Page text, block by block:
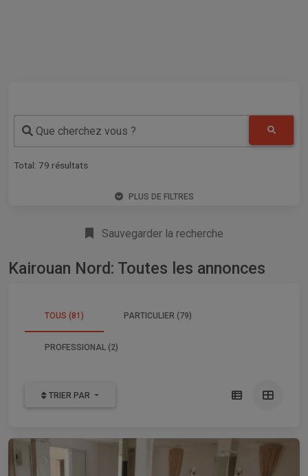
Que cherchez vous ?
Total: 79 résultats
PLUS DE FILTRES
Sauvegarder la recherche
Kairouan Nord: Toutes les annonces
TOUS (81) PARTICULIER (79)
PROFESSIONAL (2)
TRIER PAR